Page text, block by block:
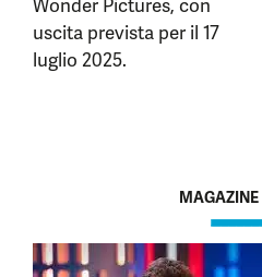
Wonder Pictures, con
uscita prevista per il 17
luglio 2025.
MAGAZINE